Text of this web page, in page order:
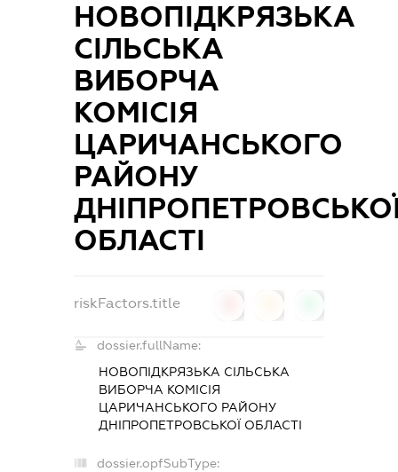
НОВОПІДКРЯЗЬКА
СІЛЬСЬКА
ВИБОРЧА
КОМІСІЯ
ЦАРИЧАНСЬКОГО
РАЙОНУ
ОБЛАСТІ
riskFactors.title
dossier.fullName:
НОВОПІДКРЯЗЬКА СІЛЬСЬКА
ВИБОРЧА КОМІСІЯ
ЦАРИЧАНСЬКОГО РАЙОНУ
ДНІПРОПЕТРОВСЬКОЇ ОБЛАСТІ
dossier.opfSubType: